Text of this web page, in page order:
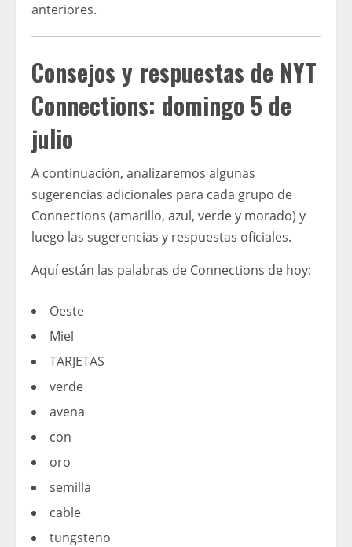
anteriores.
Consejos y respuestas de NYT
Connections: domingo 5 de
julio
A continuación, analizaremos algunas
sugerencias adicionales para cada grupo de
Connections (amarillo, azul, verde y morado) y
luego las sugerencias y respuestas oficiales.
Aquí están las palabras de Connections de hoy:
Oeste
Miel
TARJETAS
verde
avena
con
oro
semilla
cable
tungsteno